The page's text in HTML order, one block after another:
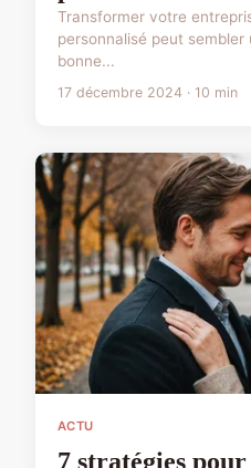
Transformer votre
personnalisé peut
bonne...
17 décembre 2024 · 10 min
ACTU
7 stratégies